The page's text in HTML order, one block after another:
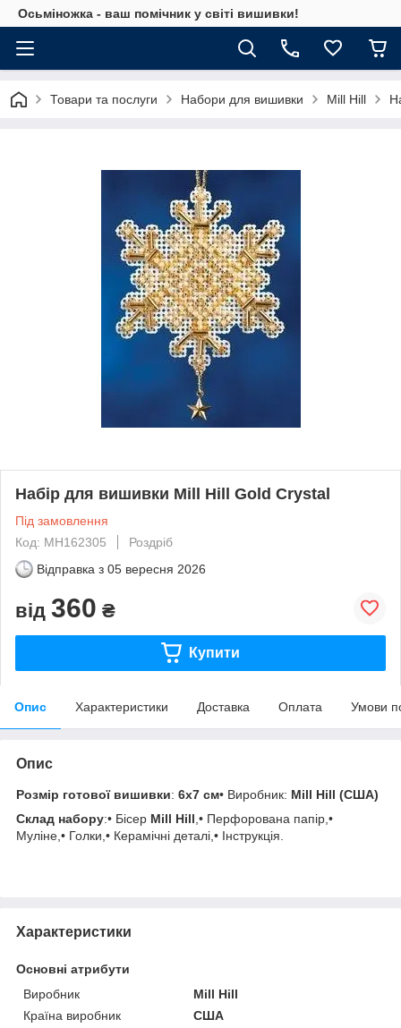
Осьміножка - ваш помічник у світі вишивки!
Товари та послуги Набори для вишивки Mill Hill
Набір для вишивки Mill Hill Gold Crystal
Під замовлення
Код: MH162305
Роздріб
Відправка з 05 вересня 2026
від 360 ₴
Купити
Опис Характеристики Доставка Оплата Умови
Опис
Розмір готової вишивки: 6х7 см• Виробник: Mill Hill (США)
Склад набору:• Бісер Mill Hill ,• Перфорована папір,•
Муліне,• Голки,• Керамічні деталі,• Інструкція.
Характеристики
Основні атрибути
Виробник
Mill Hill
Країна виробник
США